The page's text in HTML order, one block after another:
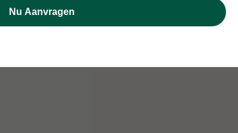
Nu Aanvragen